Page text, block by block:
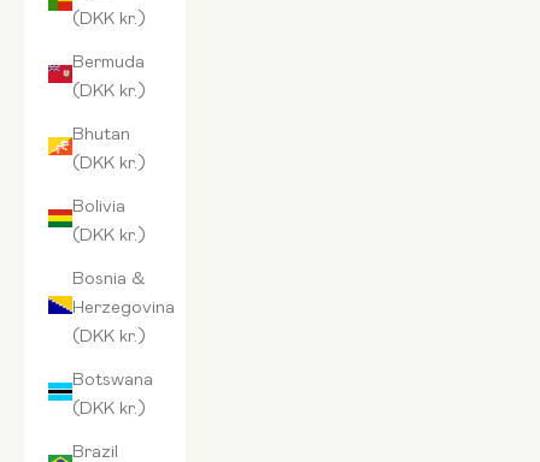
(DKK kr.)
Bermuda
(DKK kr.)
Bhutan
(DKK kr.)
Bolivia
(DKK kr.)
Bosnia &
Herzegovina
(DKK kr.)
Botswana
(DKK kr.)
Brazil